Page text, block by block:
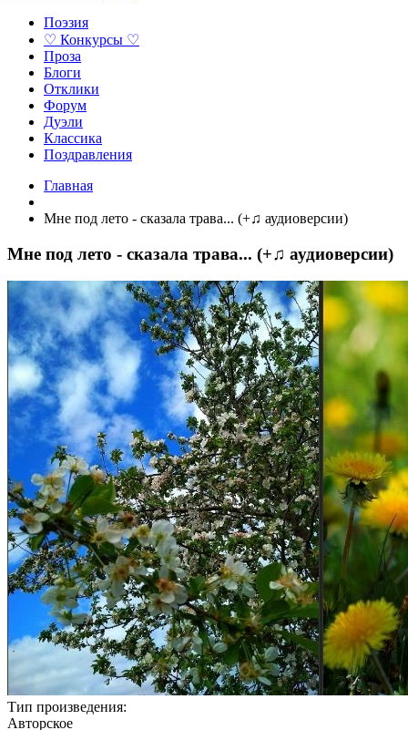
Поэзия
♡ Конкурсы ♡
Проза
Блоги
Отклики
Форум
Дуэли
Классика
Поздравления
Главная
Мне под лето - сказала трава... (+♫ аудиоверсии)
Мне под лето - сказала трава... (+♫ аудиоверсии)
Тип произведения:
Авторское